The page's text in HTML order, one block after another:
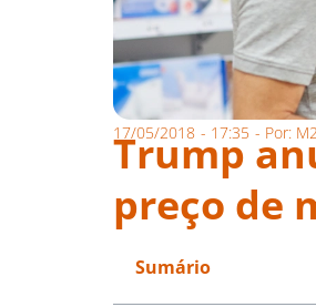
17/05/2018 - 17:35 - Por:
Trump
preço de
Sumário